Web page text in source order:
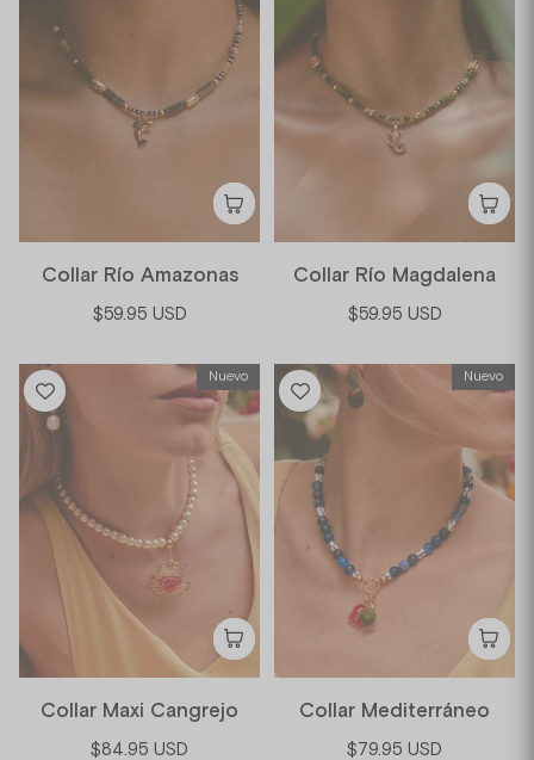
Collar Río Amazonas
$59.95 USD
Collar Río Magdalena
$59.95 USD
Nuevo
Collar Maxi Cangrejo
$84.95 USD
Nuevo
Collar Mediterráneo
$79.95 USD